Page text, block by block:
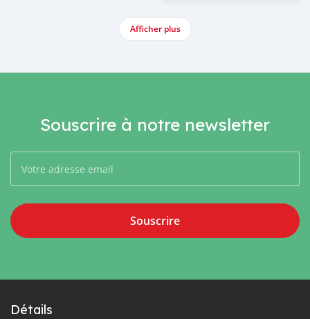
Afficher plus
Souscrire à notre newsletter
Souscrire
Détails